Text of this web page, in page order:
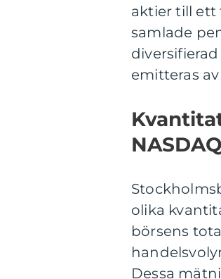
aktier till ett
samlade
emitteras
NASDAQ
olika
börsens
Dessa